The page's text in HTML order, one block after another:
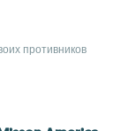
противников